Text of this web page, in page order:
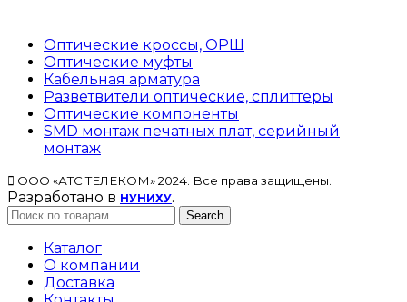
Оптические кроссы, ОРШ
Оптические муфты
Кабельная арматура
Разветвители оптические, сплиттеры
Оптические компоненты
SMD монтаж печатных плат, серийный
монтаж
ООО «АТС ТЕЛЕКОМ» 2024. Все права защищены.
Разработано в НУНИХУ.
Search
Каталог
О компании
Доставка